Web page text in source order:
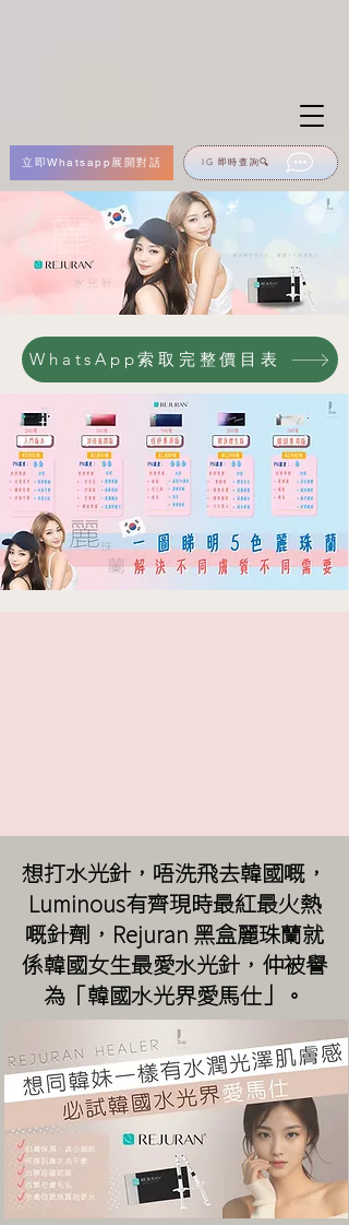
立即Whatsapp展開對話 IG 即時查詢🔍
WhatsApp索取完整價目表
想打水光針，唔洗飛去韓國嘅，
Luminous有齊現時最紅最火熱
嘅針劑，Rejuran 黑盒麗珠蘭就
係韓國女生最愛水光針，仲被譽
為「韓國水光界愛馬仕」。